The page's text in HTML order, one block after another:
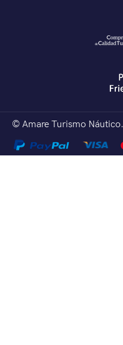
© Amare Turismo Náutico.